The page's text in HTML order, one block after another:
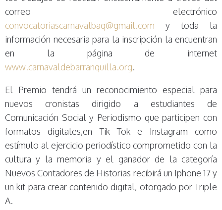
correo electrónico
convocatoriascarnavalbaq@gmail.com y toda la
información necesaria para la inscripción la encuentran
en la página de internet
www.carnavaldebarranquilla.org.
El Premio tendrá un reconocimiento especial para
nuevos cronistas dirigido a estudiantes de
Comunicación Social y Periodismo que participen con
formatos digitales,en Tik Tok e Instagram como
estímulo al ejercicio periodístico comprometido con la
cultura y la memoria y el ganador de la categoría
Nuevos Contadores de Historias recibirá un Iphone 17 y
un kit para crear contenido digital, otorgado por Triple
A.